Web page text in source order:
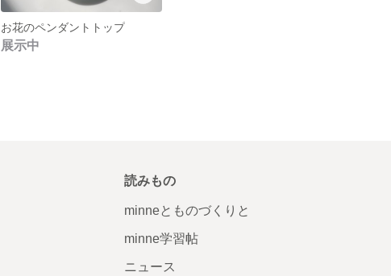
お花のペンダントトップ
展示中
読みもの
minneとものづくりと
minne学習帖
ニュース